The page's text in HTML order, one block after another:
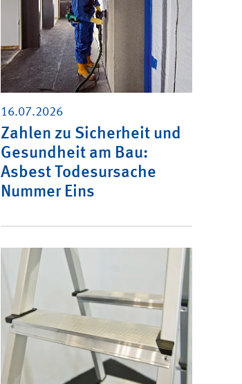
16.07.2026
Zahlen zu Sicherheit und
Gesundheit am Bau:
Asbest Todesursache
Nummer Eins